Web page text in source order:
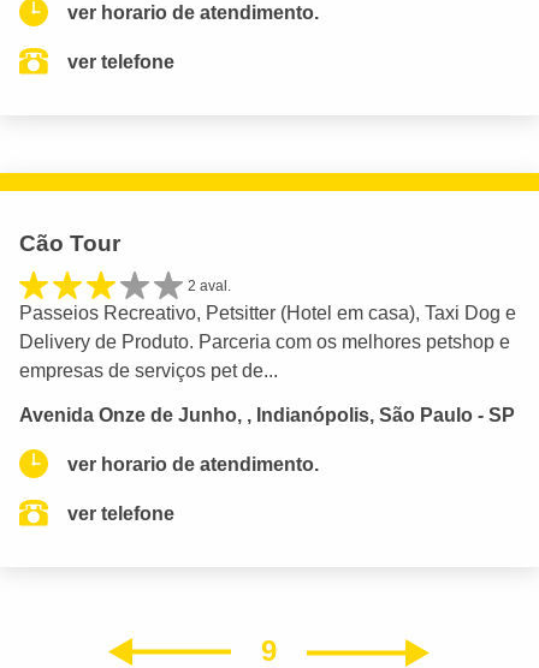
ver horario de atendimento.
ver telefone
Cão Tour
2 aval.
Passeios Recreativo, Petsitter (Hotel em casa), Taxi Dog e
Delivery de Produto. Parceria com os melhores petshop e
empresas de serviços pet de...
Avenida Onze de Junho, , Indianópolis, São Paulo - SP
ver horario de atendimento.
ver telefone
9